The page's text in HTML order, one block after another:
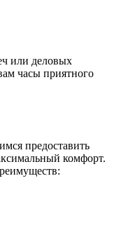
или деловых
часы приятного
предоставить
комфорт.